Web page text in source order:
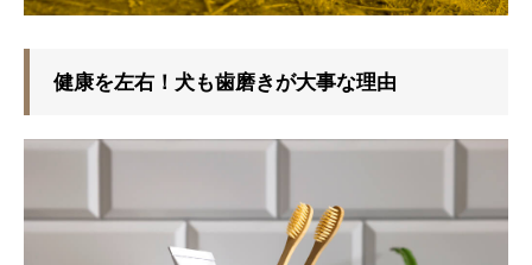
健康を左右！犬も歯磨きが大事な理由